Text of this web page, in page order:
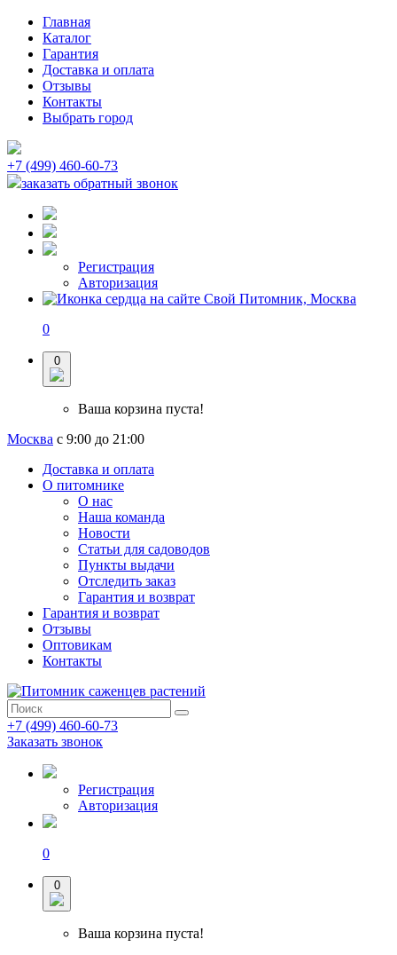
Главная
Каталог
Гарантия
Доставка и оплата
Отзывы
Контакты
Выбрать город
+7 (499) 460-60-73
заказать обратный звонок
Регистрация
Авторизация
0
0
Ваша корзина пуста!
Москва с 9:00 до 21:00
Доставка и оплата
О питомнике
О нас
Наша команда
Новости
Статьи для садоводов
Пункты выдачи
Отследить заказ
Гарантия и возврат
Гарантия и возврат
Отзывы
Оптовикам
Контакты
+7 (499) 460-60-73
Заказать звонок
Регистрация
Авторизация
0
0
Ваша корзина пуста!